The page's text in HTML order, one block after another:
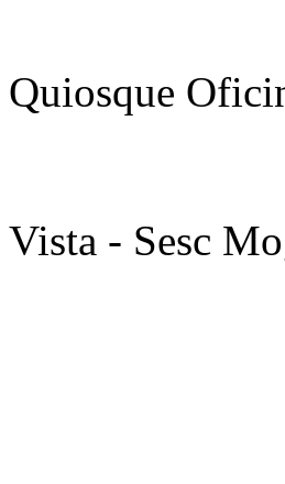
Quiosque
Vista - Sesc